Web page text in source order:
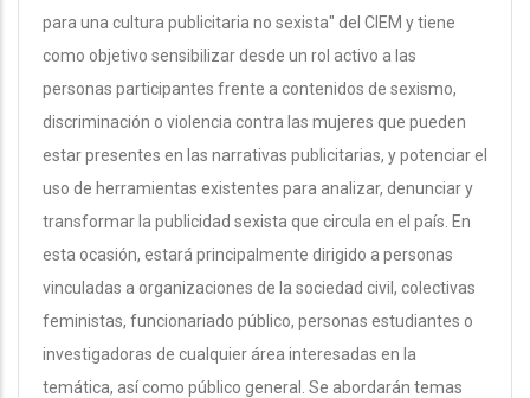
para una cultura publicitaria no sexista" del CIEM y tiene
como objetivo sensibilizar desde un rol activo a las
personas participantes frente a contenidos de sexismo,
discriminación o violencia contra las mujeres que pueden
estar presentes en las narrativas publicitarias, y potenciar el
uso de herramientas existentes para analizar, denunciar y
transformar la publicidad sexista que circula en el país. En
esta ocasión, estará principalmente dirigido a personas
vinculadas a organizaciones de la sociedad civil, colectivas
feministas, funcionariado público, personas estudiantes o
investigadoras de cualquier área interesadas en la
temática, así como público general. Se abordarán temas